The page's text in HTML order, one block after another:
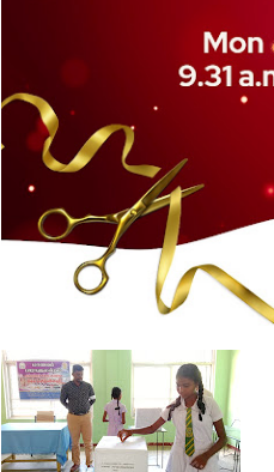
கல்குடா கல்வி வலயத்தின்
இணையத்தளம் ...